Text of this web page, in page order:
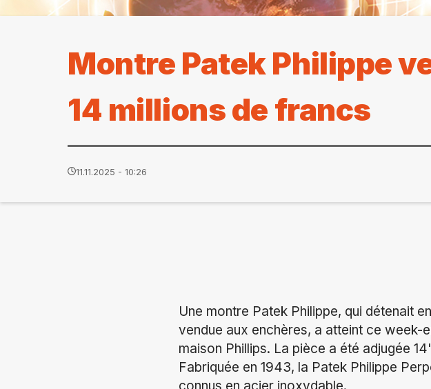
Montre Patek Philippe
14 millions de francs
11.11.2025 - 10:26
Une montre Patek Philippe, qui détenait
vendue aux enchères, a atteint ce week-
maison Phillips. La pièce a été adjugée
Fabriquée en 1943, la Patek Philippe
connus en acier inoxydable.